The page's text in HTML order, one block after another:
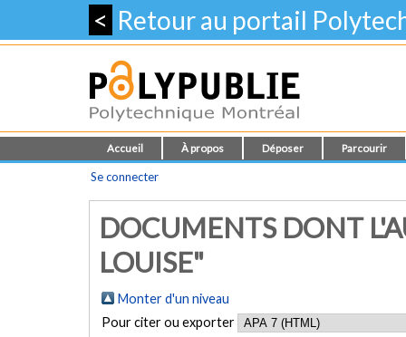
< Retour au portail
Accueil À propos Déposer Parcourir
Se connecter
DOCUMENTS DONT
LOUISE"
Monter d'un niveau
Pour citer ou exporter